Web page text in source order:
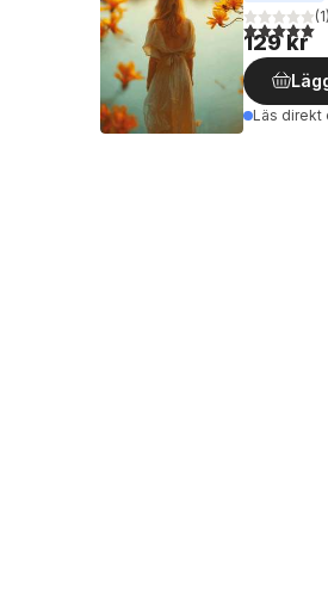
5,0utav 5(1)
129 kr
Läs direkt